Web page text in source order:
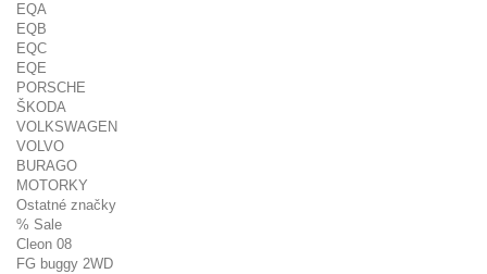
EQA
EQB
EQC
EQE
PORSCHE
ŠKODA
VOLKSWAGEN
VOLVO
BURAGO
MOTORKY
Ostatné značky
% Sale
Cleon 08
FG buggy 2WD